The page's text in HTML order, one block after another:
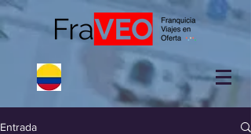
Entrada